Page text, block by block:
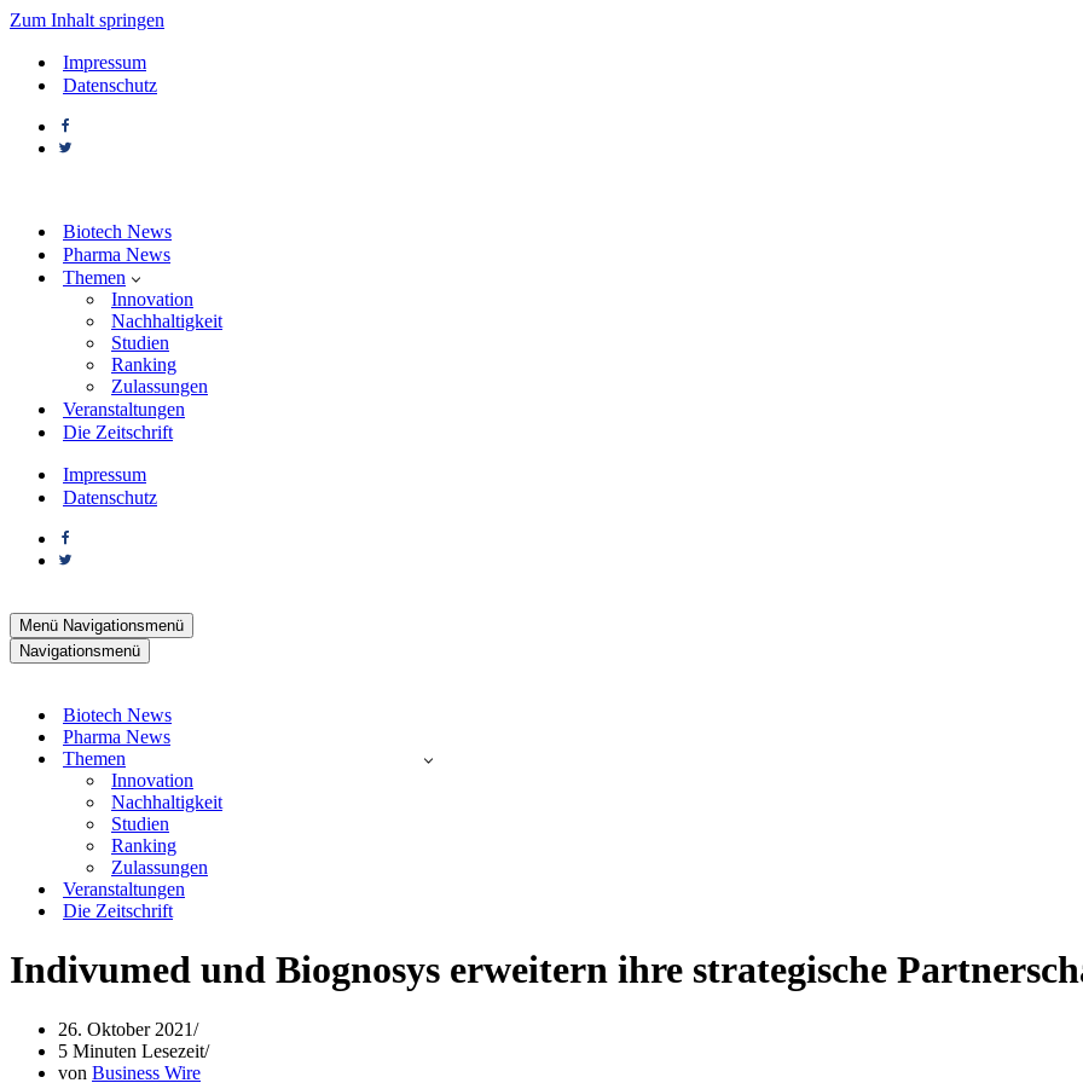
Zum Inhalt springen
Impressum
Datenschutz
Biotech News
Pharma News
Themen
Innovation
Nachhaltigkeit
Studien
Ranking
Zulassungen
Veranstaltungen
Die Zeitschrift
Impressum
Datenschutz
Menü Navigationsmenü
Navigationsmenü
Biotech News
Pharma News
Themen
Innovation
Nachhaltigkeit
Studien
Ranking
Zulassungen
Veranstaltungen
Die Zeitschrift
Indivumed und Biognosys erweitern ihre strategische
26. Oktober 2021
5 Minuten Lesezeit
von Business Wire